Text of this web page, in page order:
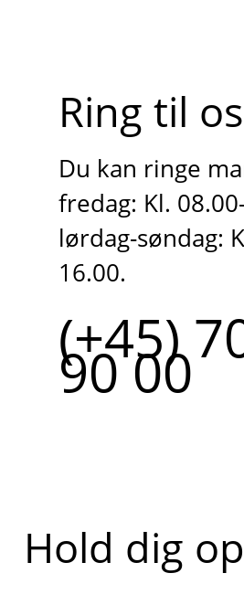
Ring til os
Du kan ringe
fredag: Kl.
lørdag-søndag:
16.00.
(+45)
90 00
Hold dig